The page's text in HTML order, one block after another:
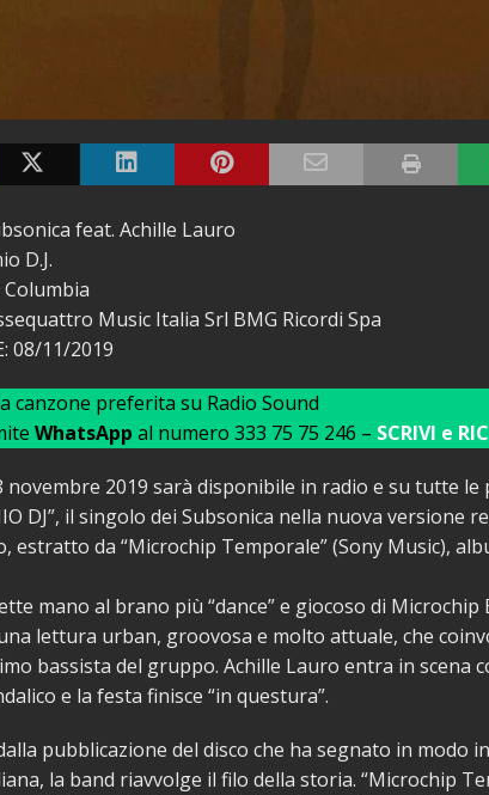
feat. Achille Lauro
D.J.
Columbia
Music Italia Srl BMG Ricordi Spa
08/11/2019
canzone preferita su Radio Sound
WhatsApp al numero 333 75 75 246 – SCRIVI e
novembre 2019 sarà disponibile in radio e su tutte
DJ”, il singolo dei Subsonica nella nuova versione
estratto da “Microchip Temporale” (Sony Music),
mano al brano più “dance” e giocoso di Microchip
lettura urban, groovosa e molto attuale, che
bassista del gruppo. Achille Lauro entra in scena
e la festa finisce “in questura”.
pubblicazione del disco che ha segnato in modo
la band riavvolge il filo della storia. “Microchip